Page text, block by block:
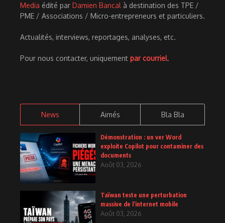
Media édité par Damien Bancal à destination des TPE /
PME / Associations / Micro-entrepreneurs et particuliers.
Actualités, interviews, reportages, analyses, etc.
Pour nous contacter, uniquement par courriel.
News Aimés Bla Bla
Démonstration : un ver Word
exploite Copilot pour contaminer des
documents
Août 03, 2026
Taïwan teste une perturbation
massive de l’internet mobile
Août 03, 2026